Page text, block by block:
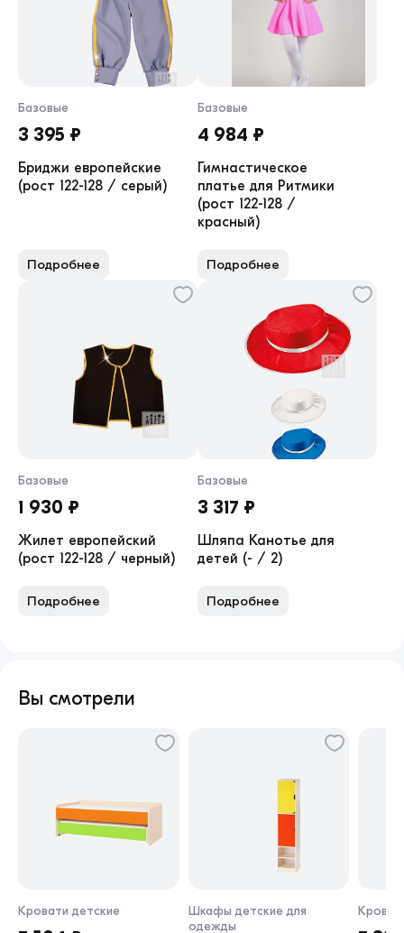
Базовые
3 395 ₽
Бриджи европейские
(рост 122-128 / серый)
Подробнее
Базовые
4 984 ₽
Гимнастическое
платье для Ритмики
(рост 122-128 /
красный)
Подробнее
Базовые
1 930 ₽
Жилет европейский
(рост 122-128 / черный)
Подробнее
Базовые
3 317 ₽
Шляпа Канотье для
детей (- / 2)
Подробнее
Вы смотрели
Кровати детские
Шкафы детские для
одежды